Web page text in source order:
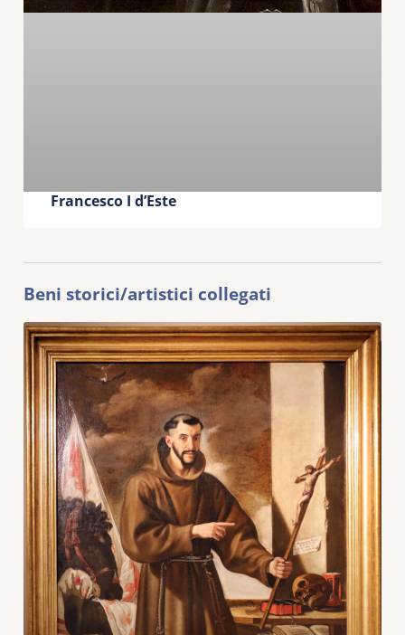
Francesco I d’Este
Beni storici/artistici collegati